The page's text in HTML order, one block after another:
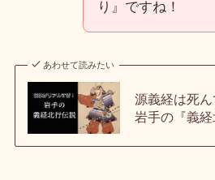
り』ですね！
あわせて読みたい
源義経は死
岩手の『義